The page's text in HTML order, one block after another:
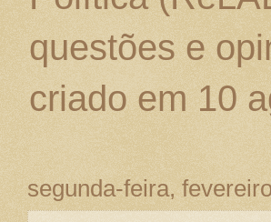
questões e
criado em 10
segunda-feira,